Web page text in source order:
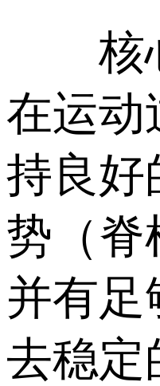
核
在运动
持良好
势（脊
并有足
去稳定